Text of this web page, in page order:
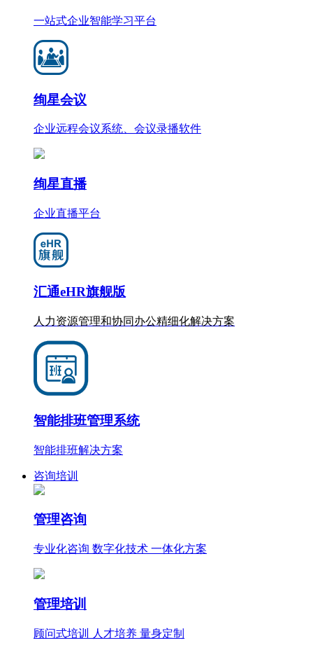
一站式企业智能学习平台
绚星会议
企业远程会议系统、会议录播软件
绚星直播
企业直播平台
汇通eHR旗舰版
人力资源管理和协同办公精细化解决方案
智能排班管理系统
智能排班解决方案
咨询培训
管理咨询
专业化咨询 数字化技术 一体化方案
管理培训
顾问式培训 人才培养 量身定制